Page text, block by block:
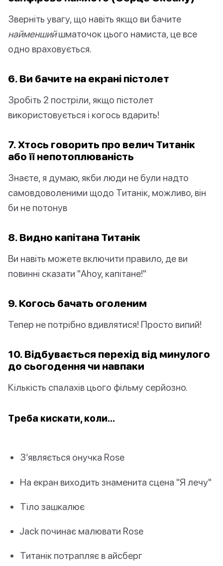
Зверніть увагу, що навіть якщо ви бачите
найменшийшматочок цього намиста, це все
одно враховується.
6. Ви бачите на екрані пістолет
Зробіть 2 постріли, якщо пістолет
використовується і когось вдарить!
7. Хтось говорить про велич Титанік
або її непотоплюваність
Знаєте, я думаю, якби люди не були надто
самовдоволеними щодо Титанік, можливо, він
би не потонув
8. Видно капітана Титанік
Ви навіть можете включити правило, де ви
повинні сказати "Ahoy, капітане!"
9. Когось бачать оголеним
Тепер не потрібно вдивлятися! Просто випий!
10. Відбувається перехід від минулого
до сьогодення чи навпаки
Кількість спалахів цього фільму серйозно.
Треба кискати, коли…
З’являється онучка Rose
На екран виходить знаменита сцена "Я лечу"
Тіло зашкалює
Jack починає малювати Rose
Титанік потрапляє в айсберг